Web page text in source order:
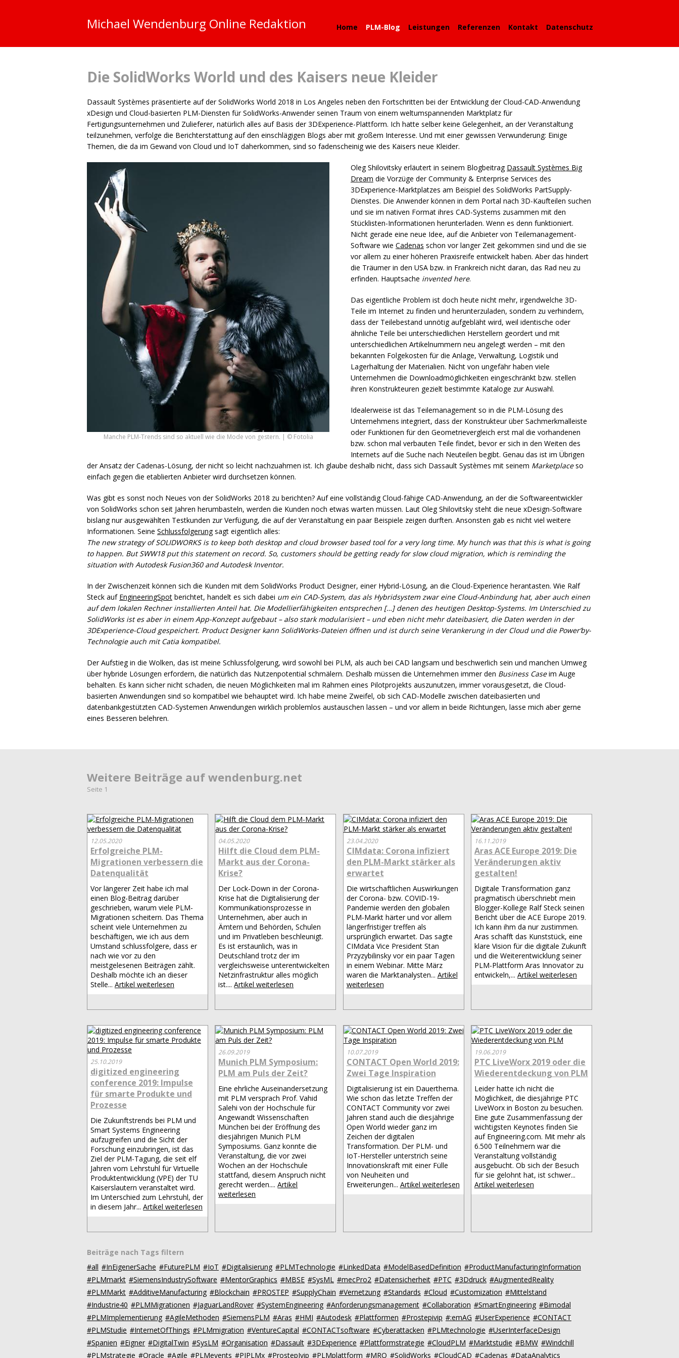
Michael Wendenburg Online Redaktion Home PLM-Blog Leistungen Referenzen Kontakt Datenschutz
Die SolidWorks World und des Kaisers neue Kleider
Dassault Systèmes präsentierte auf der SolidWorks World 2018 in Los Angeles neben den Fortschritten bei der Entwicklung der Cloud-CAD-Anwendung
xDesign und Cloud-basierten PLM-Diensten für SolidWorks-Anwender seinen Traum von einem weltumspannenden Marktplatz für
Fertigungsunternehmen und Zulieferer, natürlich alles auf Basis der 3DExperience-Plattform. Ich hatte selber keine Gelegenheit, an der Veranstaltung
teilzunehmen, verfolge die Berichterstattung auf den einschlägigen Blogs aber mit großem Interesse. Und mit einer gewissen Verwunderung: Einige
Themen, die da im Gewand von Cloud und IoT daherkommen, sind so fadenscheinig wie des Kaisers neue Kleider.
Manche PLM-Trends sind so aktuell wie die Mode von gestern. | © Fotolia
Oleg Shilovitsky erläutert in seinem Blogbeitrag Dassault Systèmes Big
Dream die Vorzüge der Community & Enterprise Services des
3DExperience-Marktplatzes am Beispiel des SolidWorks PartSupply-
Dienstes. Die Anwender können in dem Portal nach 3D-Kaufteilen suchen
und sie im nativen Format ihres CAD-Systems zusammen mit den
Stücklisten-Informationen herunterladen. Wenn es denn funktioniert.
Nicht gerade eine neue Idee, auf die Anbieter von Teilemanagement-
Software wie Cadenas schon vor langer Zeit gekommen sind und die sie
vor allem zu einer höheren Praxisreife entwickelt haben. Aber das hindert
die Träumer in den USA bzw. in Frankreich nicht daran, das Rad neu zu
erfinden. Hauptsache invented here.
Das eigentliche Problem ist doch heute nicht mehr, irgendwelche 3D-
Teile im Internet zu finden und herunterzuladen, sondern zu verhindern,
dass der Teilebestand unnötig aufgebläht wird, weil identische oder
ähnliche Teile bei unterschiedlichen Herstellern geordert und mit
unterschiedlichen Artikelnummern neu angelegt werden – mit den
bekannten Folgekosten für die Anlage, Verwaltung, Logistik und
Lagerhaltung der Materialien. Nicht von ungefähr haben viele
Unternehmen die Downloadmöglichkeiten eingeschränkt bzw. stellen
ihren Konstrukteuren gezielt bestimmte Kataloge zur Auswahl.
Idealerweise ist das Teilemanagement so in die PLM-Lösung des
Unternehmens integriert, dass der Konstrukteur über Sachmerkmalleiste
oder Funktionen für den Geometrievergleich erst mal die vorhandenen
bzw. schon mal verbauten Teile findet, bevor er sich in den Weiten des
Internets auf die Suche nach Neuteilen begibt. Genau das ist im Übrigen
der Ansatz der Cadenas-Lösung, der nicht so leicht nachzuahmen ist. Ich glaube deshalb nicht, dass sich Dassault Systèmes mit seinem Marketplaceso
einfach gegen die etablierten Anbieter wird durchsetzen können.
Was gibt es sonst noch Neues von der SolidWorks 2018 zu berichten? Auf eine vollständig Cloud-fähige CAD-Anwendung, an der die Softwareentwickler
von SolidWorks schon seit Jahren herumbasteln, werden die Kunden noch etwas warten müssen. Laut Oleg Shilovitsky steht die neue xDesign-Software
bislang nur ausgewählten Testkunden zur Verfügung, die auf der Veranstaltung ein paar Beispiele zeigen durften. Ansonsten gab es nicht viel weitere
Informationen. Seine Schlussfolgerungsagt eigentlich alles:
The new strategy ofSOLIDWORKSis to keep both desktop and cloud browser based tool for a very long time. My hunch was that this is what is going
to happen. But SWW18 put this statement on record. So, customers should be getting ready for slow cloud migration, which is reminding the
situation with Autodesk Fusion360 and Autodesk Inventor.
In der Zwischenzeit können sich die Kunden mit dem SolidWorks Product Designer, einer Hybrid-Lösung, an die Cloud-Experience herantasten. Wie Ralf
Steck auf EngineeringSpot berichtet, handelt es sich dabei um ein CAD-System, das als Hybridsystem zwar eine Cloud-Anbindung hat, aber auch einen
auf dem lokalen Rechner installierten Anteil hat. Die Modellierfähigkeiten entsprechen […] denen des heutigen Desktop-Systems. Im Unterschied zu
SolidWorks ist es aber in einem App-Konzept aufgebaut – also stark modularisiert – und eben nicht mehr dateibasiert, die Daten werden in der
3DExperience-Cloud gespeichert. Product Designer kann SolidWorks-Dateien öffnen und ist durch seine Verankerung in der Cloud und die Power’by-
Technologie auch mit Catia kompatibel.
Der Aufstieg in die Wolken, das ist meine Schlussfolgerung, wird sowohl bei PLM, als auch bei CAD langsam und beschwerlich sein und manchen Umweg
über hybride Lösungen erfordern, die natürlich das Nutzenpotential schmälern. Deshalb müssen die Unternehmen immer den Business Caseim Auge
behalten. Es kann sicher nicht schaden, die neuen Möglichkeiten mal im Rahmen eines Pilotprojekts auszunutzen, immer vorausgesetzt, die Cloud-
basierten Anwendungen sind so kompatibel wie behauptet wird. Ich habe meine Zweifel, ob sich CAD-Modelle zwischen dateibasierten und
datenbankgestützten CAD-Systemen Anwendungen wirklich problemlos austauschen lassen – und vor allem in beide Richtungen, lasse mich aber gerne
eines Besseren belehren.
Weitere Beiträge auf wendenburg.net
Seite 1
12.05.2020
Erfolgreiche PLM-
Migrationen verbessern die
Datenqualität
Vor längerer Zeit habe ich mal
einen Blog-Beitrag darüber
geschrieben, warum viele PLM-
Migrationen scheitern. Das Thema
scheint viele Unternehmen zu
beschäftigen, wie ich aus dem
Umstand schlussfolgere, dass er
nach wie vor zu den
meistgelesenen Beiträgen zählt.
Deshalb möchte ich an dieser
Stelle... Artikel weiterlesen
04.05.2020
Hilft die Cloud dem PLM-
Markt aus der Corona-
Krise?
Der Lock-Down in der Corona-
Krise hat die Digitalisierung der
Kommunikationsprozesse in
Unternehmen, aber auch in
Ämtern und Behörden, Schulen
und im Privatleben beschleunigt.
Es ist erstaunlich, was in
Deutschland trotz der im
vergleichsweise unterentwickelten
Netzinfrastruktur alles möglich
ist....Artikel weiterlesen
23.04.2020
CIMdata: Corona infiziert
den PLM-Markt stärker als
erwartet
Die wirtschaftlichen Auswirkungen
der Corona- bzw. COVID-19-
Pandemie werden den globalen
PLM-Markt härter und vor allem
längerfristiger treffen als
ursprünglich erwartet. Das sagte
CIMdata Vice President Stan
Przyzybilinsky vor ein paar Tagen
in einem Webinar. Mitte März
waren die Marktanalysten... Artikel
weiterlesen
16.11.2019
Aras ACE Europe 2019: Die
Veränderungen aktiv
gestalten!
Digitale Transformation ganz
pragmatisch überschriebt mein
Blogger-Kollege Ralf Steck seinen
Bericht über die ACE Europe 2019.
Ich kann ihm da nur zustimmen.
Aras schafft das Kunststück, eine
klare Vision für die digitale Zukunft
und die Weiterentwicklung seiner
PLM-Plattform Aras Innovator zu
entwickeln,... Artikel weiterlesen
25.10.2019
digitized engineering
conference 2019: Impulse
für smarte Produkte und
Prozesse
Die Zukunftstrends bei PLM und
Smart Systems Engineering
aufzugreifen und die Sicht der
Forschung einzubringen, ist das
Ziel der PLM-Tagung, die seit elf
Jahren vom Lehrstuhl für Virtuelle
Produktentwicklung (VPE) der TU
Kaiserslautern veranstaltet wird.
Im Unterschied zum Lehrstuhl, der
in diesem Jahr... Artikel weiterlesen
26.09.2019
Munich PLM Symposium:
PLM am Puls der Zeit?
Eine ehrliche Auseinandersetzung
mit PLM versprach Prof. Vahid
Salehi von der Hochschule für
Angewandt Wissenschaften
München bei der Eröffnung des
diesjährigen Munich PLM
Symposiums. Ganz konnte die
Veranstaltung, die vor zwei
Wochen an der Hochschule
stattfand, diesem Anspruch nicht
gerecht werden....Artikel
weiterlesen
10.07.2019
CONTACT Open World 2019:
Zwei Tage Inspiration
Digitalisierung ist ein Dauerthema.
Wie schon das letzte Treffen der
CONTACT Community vor zwei
Jahren stand auch die diesjährige
Open World wieder ganz im
Zeichen der digitalen
Transformation. Der PLM- und
IoT-Hersteller unterstrich seine
Innovationskraft mit einer Fülle
von Neuheiten und
Erweiterungen... Artikel weiterlesen
19.06.2019
PTC LiveWorx 2019 oder die
Wiederentdeckung von PLM
Leider hatte ich nicht die
Möglichkeit, die diesjährige PTC
LiveWorx in Boston zu besuchen.
Eine gute Zusammenfassung der
wichtigsten Keynotes finden Sie
auf Engineering.com. Mit mehr als
6.500 Teilnehmern war die
Veranstaltung vollständig
ausgebucht. Ob sich der Besuch
für sie gelohnt hat, ist schwer...
Artikel weiterlesen
Beiträge nach Tags filtern
#all #InEigenerSache #FuturePLM #IoT #Digitalisierung #PLMTechnologie #LinkedData #ModelBasedDefinition #ProductManufacturingInformation
#PLMmarkt #SiemensIndustrySoftware #MentorGraphics #MBSE #SysML #mecPro2 #Datensicherheit #PTC #3Ddruck #AugmentedReality
#PLMMarkt #AdditiveManufacturing #Blockchain #PROSTEP #SupplyChain #Vernetzung #Standards #Cloud #Customization #Mittelstand
#Industrie40 #PLMMigrationen #JaguarLandRover #SystemEngineering #Anforderungsmanagement #Collaboration #SmartEngineering #Bimodal
#PLMImplementierung #AgileMethoden #SiemensPLM #Aras #HMI #Autodesk #Plattformen #Prostepivip #:emAG #UserExperience #CONTACT
#PLMStudie #InternetOfThings #PLMmigration #VentureCapital #CONTACTsoftware #Cyberattacken #PLMtechnologie #UserInterfaceDesign
#Spanien #Eigner #DigitalTwin #SysLM #Organisation #Dassault #3DExperience #Plattformstrategie #CloudPLM #Marktstudie #BMW #Windchill
#PLMstrategie #Oracle #Agile #PLMevents #PIPLMx #ProstepIvip #PLMplattform #MRO #SolidWorks #CloudCAD #Cadenas #DataAnalytics